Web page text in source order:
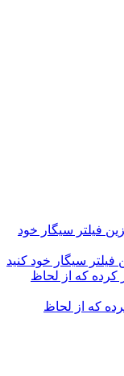
فیلتر سیگار خود کنید
که از لحاظ